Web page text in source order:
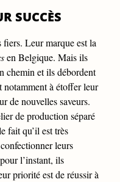
SUCCÈS
Leur marque est la
en Belgique. Mais ils
chemin et ils débordent
notamment à étoffer leur
de nouvelles saveurs.
de production séparé
fait qu’il est très
leurs
l’instant, ils
priorité est de réussir à